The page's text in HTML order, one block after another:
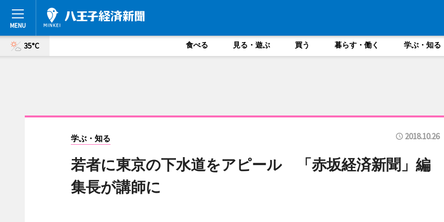
35°C 食べる 見る・遊ぶ 買う 暮らす・働く 学ぶ・知る
学ぶ・知る 2018.10.26
若者に東京の下水道をアピール 「赤坂経済新聞」編
集長が講師に